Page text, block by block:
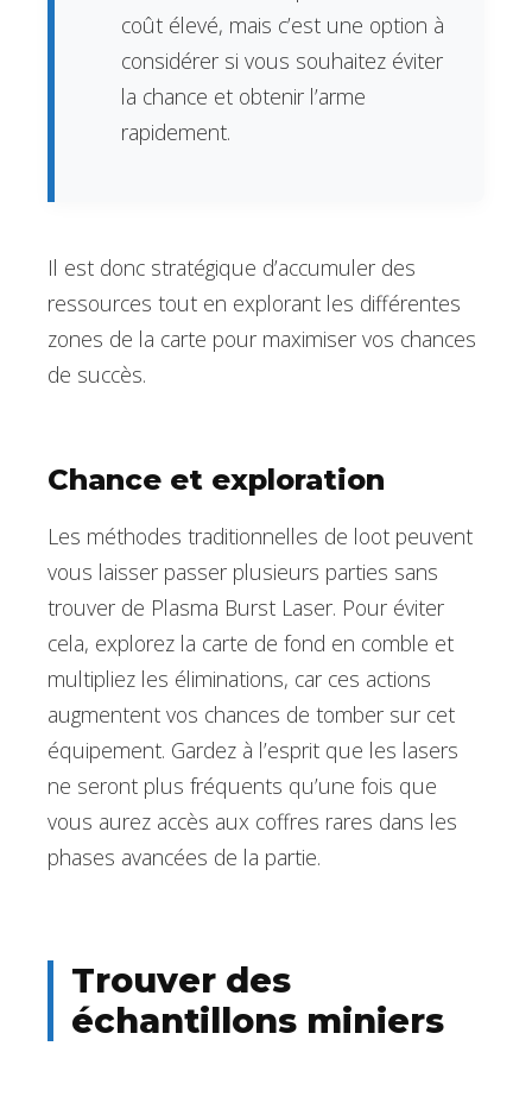
coût élevé, mais c’est une option à
considérer si vous souhaitez éviter
la chance et obtenir l’arme
rapidement.
Il est donc stratégique d’accumuler des
ressources tout en explorant les différentes
zones de la carte pour maximiser vos chances
de succès.
Chance et exploration
Les méthodes traditionnelles de loot peuvent
vous laisser passer plusieurs parties sans
trouver de Plasma Burst Laser. Pour éviter
cela, explorez la carte de fond en comble et
multipliez les éliminations, car ces actions
augmentent vos chances de tomber sur cet
équipement. Gardez à l’esprit que les lasers
ne seront plus fréquents qu’une fois que
vous aurez accès aux coffres rares dans les
phases avancées de la partie.
Trouver des
échantillons miniers